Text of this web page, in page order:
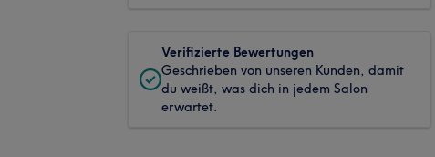
Verifizierte Bewertungen
Geschrieben von unseren Kunden, damit
du weißt, was dich in jedem Salon
erwartet.